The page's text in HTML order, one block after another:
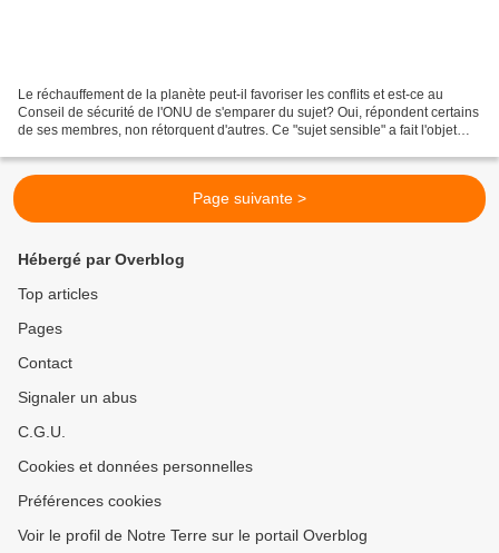
Le réchauffement de la planète peut-il favoriser les conflits et est-ce au
Conseil de sécurité de l'ONU de s'emparer du sujet? Oui, répondent certains
de ses membres, non rétorquent d'autres. Ce "sujet sensible" a fait l'objet
Page suivante >
Hébergé par Overblog
Top articles
Pages
Contact
Signaler un abus
C.G.U.
Cookies et données personnelles
Préférences cookies
Voir le profil de Notre Terre sur le portail Overblog